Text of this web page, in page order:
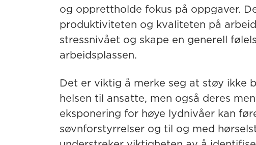
og opprettholde fokus på oppgaver.
produktiviteten og kvaliteten på
stressnivået og skape en generell
arbeidsplassen.
Det er viktig å merke seg at støy ikke
helsen til ansatte, men også deres
eksponering for høye lydnivåer kan
søvnforstyrrelser og til og med